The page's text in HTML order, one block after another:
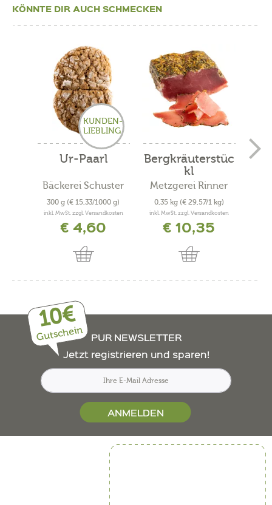
KÖNNTE DIR AUCH SCHMECKEN
KUNDEN-
LIEBLING
Ur-Paarl
Bäckerei Schuster
300 g (€ 15,33/1000 g)
inkl. MwSt. zzgl. Versandkosten
€ 4,60
Bergkräuterstüc
kl
Metzgerei Rinner
0,35 kg (€ 29,57/1 kg)
inkl. MwSt. zzgl. Versandkosten
€ 10,35
10€
Gutschein
PUR NEWSLETTER
Jetzt registrieren und sparen!
ANMELDEN